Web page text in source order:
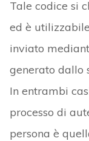
Tale codice si
ed è
inviato
generato dallo
In entrambi
processo di
persona è